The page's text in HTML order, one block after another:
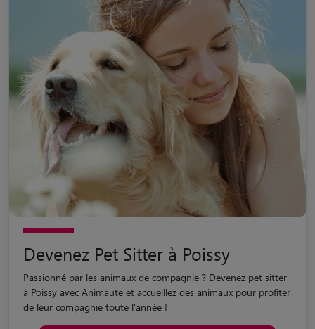
Devenez Pet Sitter à Poissy
Passionné par les animaux de compagnie ? Devenez pet sitter
à Poissy avec Animaute et accueillez des animaux pour profiter
de leur compagnie toute l'année !